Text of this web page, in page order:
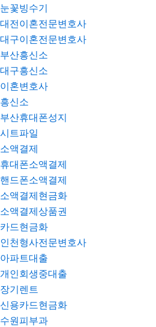
눈꽃빙수기
대전이혼전문변호사
대구이혼전문변호사
부산흥신소
대구흥신소
이혼변호사
흥신소
부산휴대폰성지
시트파일
소액결제
휴대폰소액결제
핸드폰소액결제
소액결제현금화
소액결제상품권
카드현금화
인천형사전문변호사
아파트대출
개인회생중대출
장기렌트
신용카드현금화
수원피부과